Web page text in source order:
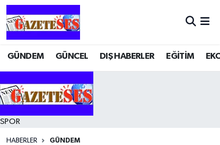
GÜNDEM GÜNCEL DIŞ HABERLER EĞİTİM
SPOR
HABERLER GÜNDEM